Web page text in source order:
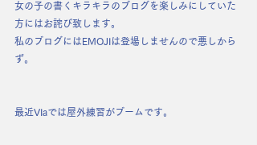
女の子の書くキラキラのブログを楽しみにしていた
方にはお詫び致します。
私のブログにはEMOJIは登場しませんので悪しから
ず。
最近VIaでは屋外練習がブームです。